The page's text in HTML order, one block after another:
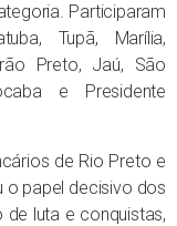
Participaram
Tupã, Marília,
Preto, Jaú, São
e Presidente
de Rio Preto e
o papel decisivo dos
de luta e conquistas,